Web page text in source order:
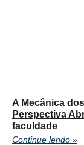
A Mecânica
Perspectiva
faculdade
Continue lendo »